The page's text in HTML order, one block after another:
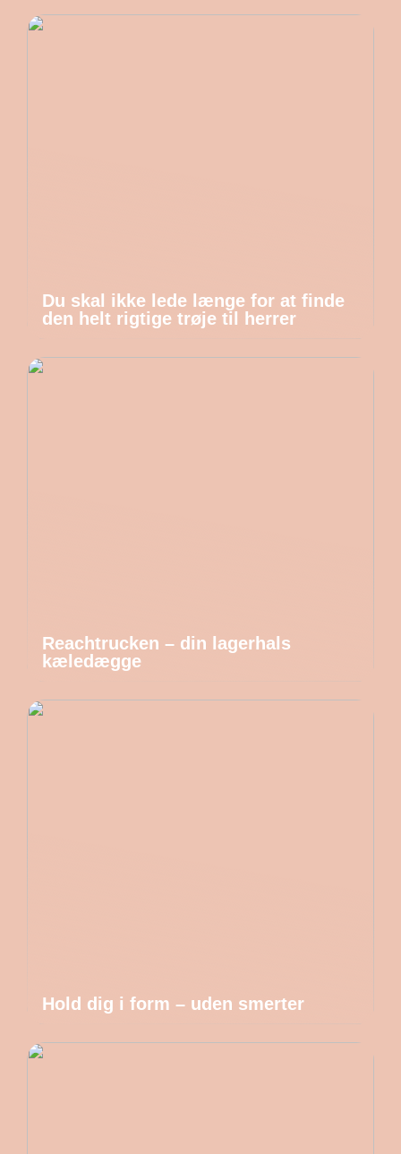
Du skal ikke lede længe for at finde
den helt rigtige trøje til herrer
Reachtrucken – din lagerhals
kæledægge
Hold dig i form – uden smerter